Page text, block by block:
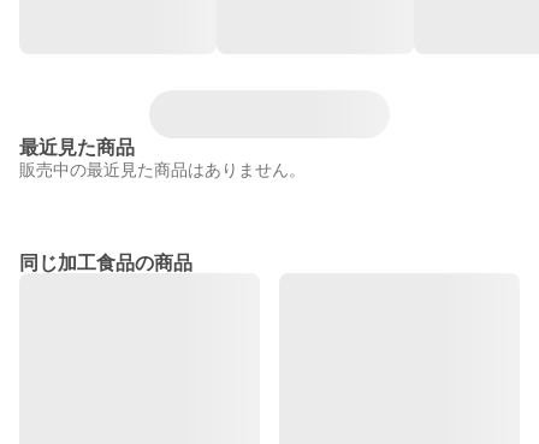
最近見た商品
販売中の最近見た商品はありません。
同じ加工食品の商品